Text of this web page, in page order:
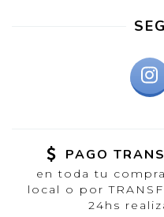
PAGO
en toda tu
local o por
24hs